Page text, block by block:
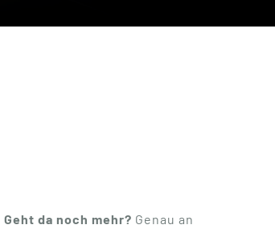
Geht da noch mehr? Genau an